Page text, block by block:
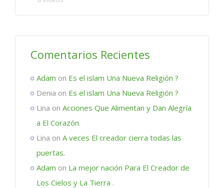
Comentarios Recientes
Adam on Es el islam Una Nueva Religión ?
Denia on Es el islam Una Nueva Religión ?
Lina on Acciones Que Alimentan y Dan Alegría
a El Corazón.
Lina on A veces El creador cierra todas las
puertas.
Adam on La mejor nación Para El Creador de
Los Cielos y La Tierra .